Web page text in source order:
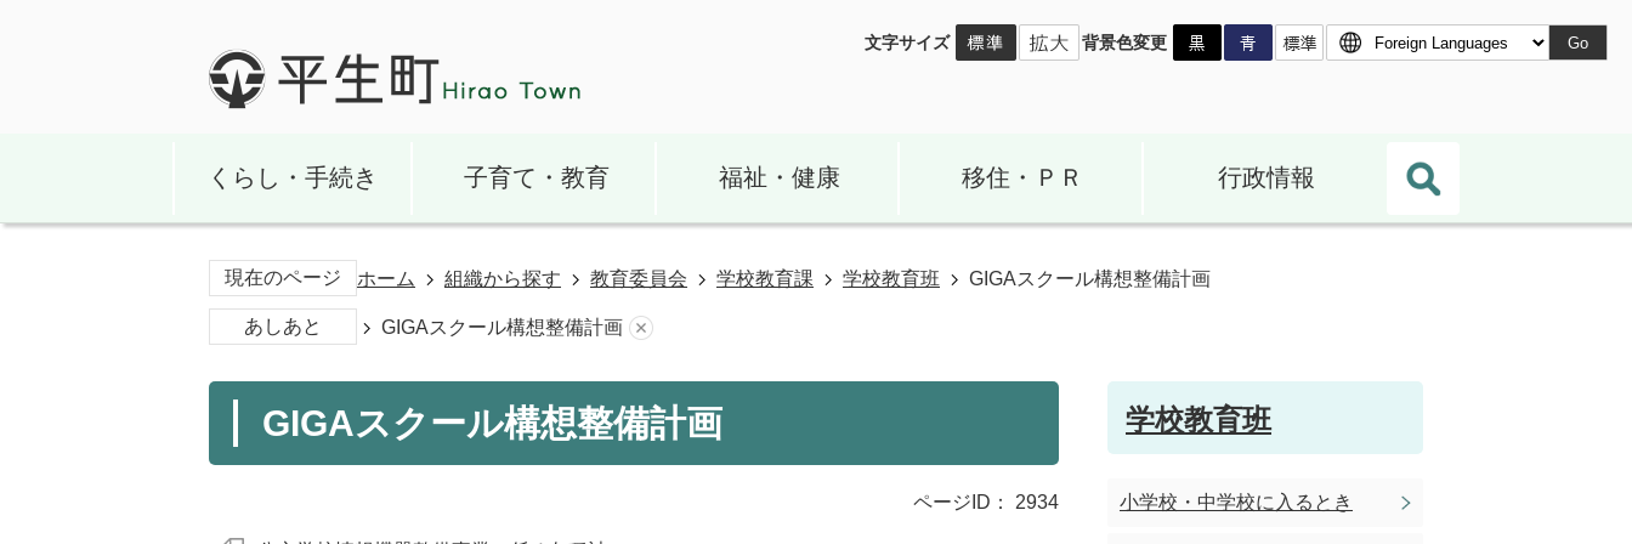
文字サイズ 背景色変更 Go
くらし・手続き 子育て・教育 福祉・健康 移住・ＰＲ 行政情報
現在のページ ホーム 組織から探す 教育委員会 学校教育課 学校教育班 GIGAスクール構想整備計画
あしあと GIGAスクール構想整備計画
GIGAスクール構想整備計画
ページID： 2934
学校教育班
小学校・中学校に入るとき